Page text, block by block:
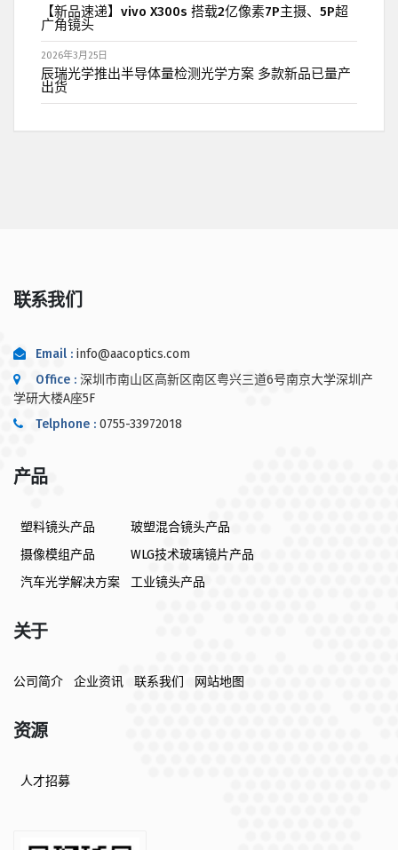
【新品速递】vivo X300s 搭载2亿像素7P主摄、5P超
广角镜头
2026年3月25日
辰瑞光学推出半导体量检测光学方案 多款新品已量产
出货
联系我们
Email : info@aacoptics.com
Office : 深圳市南山区高新区南区粤兴三道6号南京大学深圳产
学研大楼A座5F
Telphone : 0755-33972018
产品
塑料镜头产品
玻塑混合镜头产品
摄像模组产品
WLG技术玻璃镜片产品
汽车光学解决方案
工业镜头产品
关于
公司简介 企业资讯 联系我们 网站地图
资源
人才招募